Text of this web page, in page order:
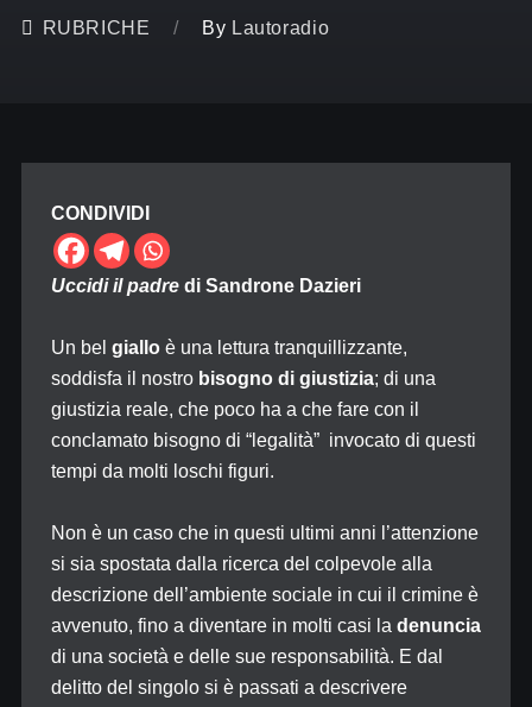
RUBRICHE By Lautoradio
CONDIVIDI
Uccidi il padredi Sandrone Dazieri
Un bel gialloè una lettura tranquillizzante,
soddisfa il nostrobisogno di giustizia; di una
giustizia reale, che poco ha a che fare con il
conclamato bisogno di “legalità” invocato di questi
tempi da molti loschi figuri.
Non è un caso che in questi ultimi anni l’attenzione
si sia spostata dalla ricerca del colpevole alla
descrizione dell’ambiente sociale in cui il crimine è
avvenuto, fino a diventare in molti casi la denuncia
di una società e delle sue responsabilità. E dal
delitto del singolo si è passati a descrivere